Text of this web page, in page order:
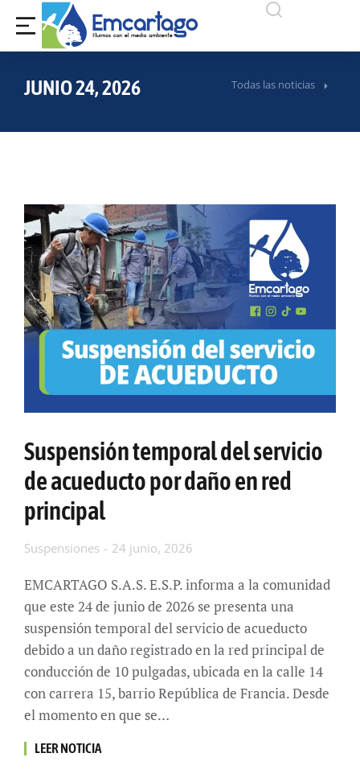
JUNIO 24, 2026 Todas las noticias
Suspensión temporal del servicio
de acueducto por daño en red
principal
Suspensiones 24 junio, 2026
EMCARTAGO S.A.S. E.S.P. informa a la comunidad
que este 24 de junio de 2026 se presenta una
suspensión temporal del servicio de acueducto
debido a un daño registrado en la red principal de
conducción de 10 pulgadas, ubicada en la calle 14
con carrera 15, barrio República de Francia. Desde
el momento en que se…
LEER NOTICIA